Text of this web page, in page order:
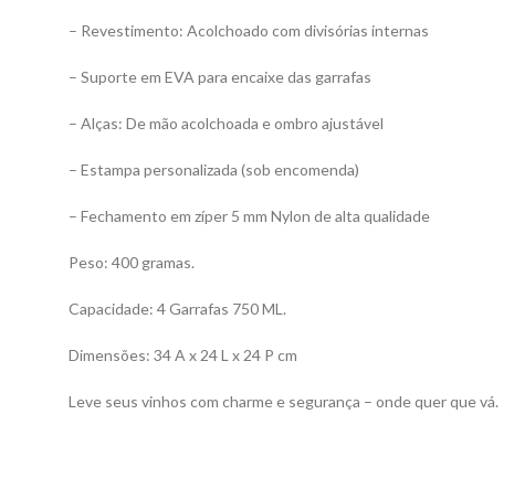
– Revestimento: Acolchoado com divisórias internas
– Suporte em EVA para encaixe das garrafas
– Alças: De mão acolchoada e ombro ajustável
– Estampa personalizada (sob encomenda)
– Fechamento em zíper 5 mm Nylon de alta qualidade
Peso: 400 gramas.
Capacidade: 4 Garrafas 750 ML.
Dimensões: 34 A x 24 L x 24 P cm
Leve seus vinhos com charme e segurança – onde quer que vá.